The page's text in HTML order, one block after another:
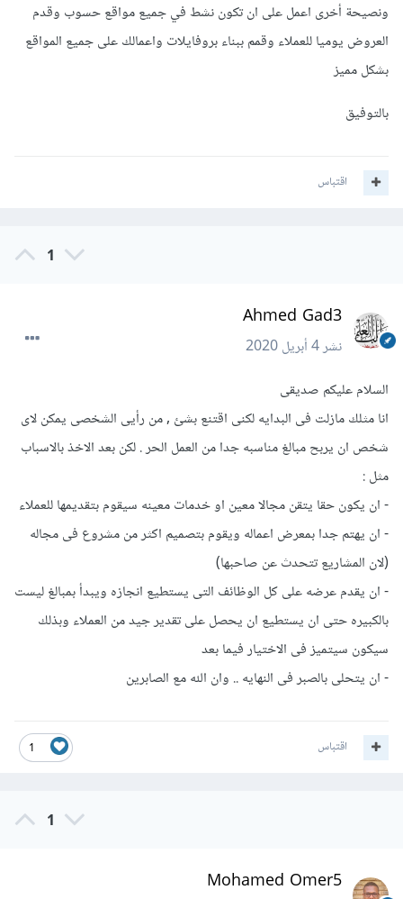
ونصيحة أخرى اعمل على ان تكون نشط في جميع مواقع حسوب وقدم
العروض يوميا للعملاء وقمم ببناء بروفايلات واعمالك على جميع المواقع
بشكل مميز
بالتوفيق
اقتباس
1
Ahmed Gad3
نشر4 أبريل 2020
السلام عليكم صديقى
انا مثلك مازلت فى البدايه لكنى اقتنع بشئ , من رأيى الشخصى يمكن لاى
شخص ان يربح مبالغ مناسبه جدا من العمل الحر . لكن بعد الاخذ بالاسباب
مثل :
- ان يكون حقا يتقن مجالا معين او خدمات معينه سيقوم بتقديمها للعملاء
- ان يهتم جدا بمعرض اعماله ويقوم بتصميم اكثر من مشروع فى مجاله
(لان المشاريع تتحدث عن صاحبها)
- ان يقدم عرضه على كل الوظائف التى يستطيع انجازه ويبدأ بمبالغ ليست
بالكبيره حتى ان يستطيع ان يحصل على تقدير جيد من العملاء وبذلك
سيكون سيتميز فى الاختيار فيما بعد
- ان يتحلى بالصبر فى النهايه .. وان الله مع الصابرين
1 اقتباس
1
Mohamed Omer5